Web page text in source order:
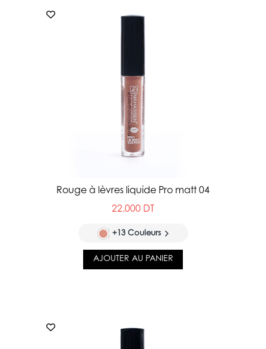
Rouge à lèvres liquide Pro matt 04
22.000 DT
+13 Couleurs
AJOUTER AU PANIER